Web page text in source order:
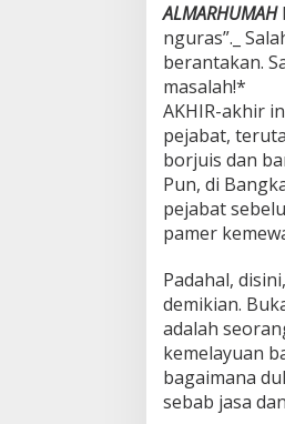
ALMARHUMAH
nguras”._
berantakan.
masalah!*
AKHIR-akhir
pejabat,
borjuis dan
Pun, di
pejabat
pamer
Padahal,
demikian.
adalah
kemelayuan
bagaimana
sebab jasa